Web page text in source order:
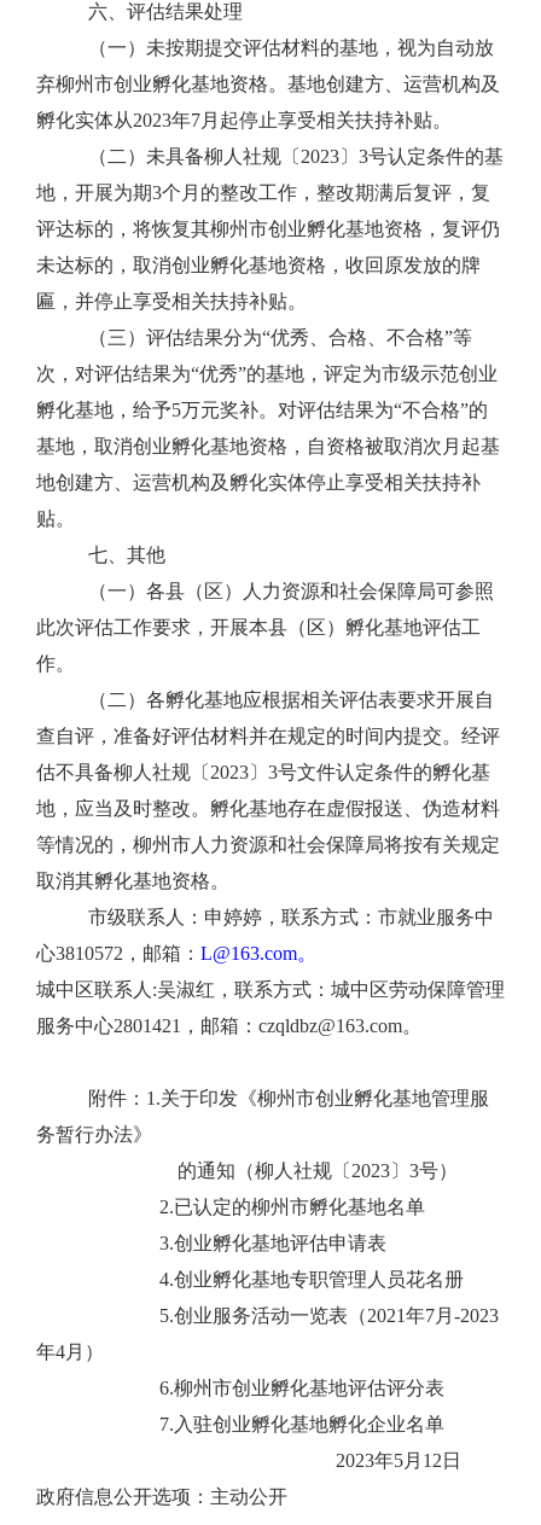
六、评估结果处理
（一）未按期提交评估材料的基地，视为自动放
弃柳州市创业孵化基地资格。 基地创建方、运营机构及
孵化实体从2023年7月起停止享受相关扶持补贴。
（二） 未具备柳人社规〔 2023〕 3号认定条件的基
地，开展为期3个月的整改工作，整改期满后复评，复
评达标的，将恢复其柳州市创业孵化基地资格，复评仍
未达标的，取消创业孵化基地资格，收回原发放的牌
匾，并停止享受相关扶持补贴。
（三）评估结果分为“优秀、 合格、不合格”等
次 ，对评估结果为“优秀”的基地，评定为市级示范创业
孵化基地，给予5万元奖补。 对评估结果为“不合格”的
基地，取消创业孵化基地资格，自资格被取消次月起基
地创建方、运营机构及孵化实体停止享受相关扶持补
贴。
七、其他
（一）各县 （ 区）人力资源和社会保障局可参照
此次评估工作要求，开展本县 （ 区） 孵化基地评估工
作。
（二）各孵化基地应根据相关评估表要求开展自
查自评，准备好评估材料并在规定的时间内提交。经评
估不具备柳人社规〔 2023〕 3号文件认定条件的孵化基
地， 应当及时整改。孵化基地存在虚假报送、伪造材料
等情况的 ， 柳州市 人 力资源和社会保障局将按有关规定
取消其孵化基地资格。
市级联系人：申婷婷 ， 联系方式：市就业服务中
心3810572 ，邮箱： L@163.com。
城中区联系人 :吴淑红， 联系方式： 城中区劳动保障管理
服务中心2801421 ，邮箱： czqldbz@163.com。
附件 ： 1.关于印发《柳州市创业孵化基地管理服
务暂行办法》
的通知（柳人社规〔 2023〕 3号）
2.已认定的柳州市孵化基地名单
3.创业孵化基地评估申请表
4.创业孵化基地专职管理人员花名册
5.创业服务活动一览表（2021年7月 -2023
年4月）
6.柳州市创业孵化基地评估评分表
7. 入驻创业孵化基地孵化企业名单
2023年5月 1 2 日
政府信息公开选项： 主动公开